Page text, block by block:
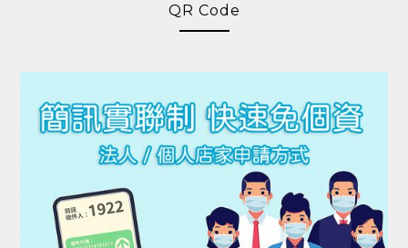
QR Code